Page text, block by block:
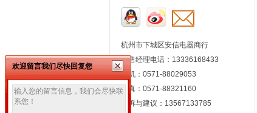
杭州市下城区安信电器商行
销售经理电话：13336168433
座机：0571-88029053
传真：0571-88321160
投诉与建议：13567133785
欢迎留言我们尽快回复您